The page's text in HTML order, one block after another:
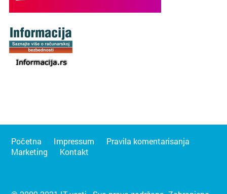
Početna Impressum
Pravila komentarisanja
Marketing
Kontakt